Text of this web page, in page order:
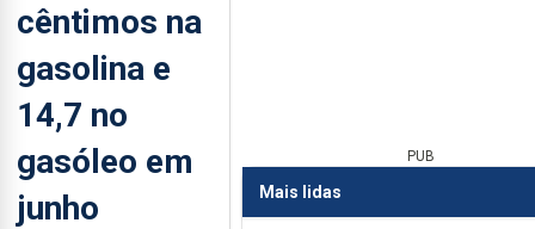
cêntimos na
gasolina e
14,7 no
gasóleo em
junho
PUB
Mais lidas